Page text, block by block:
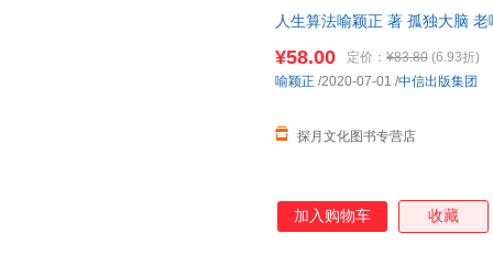
人生算法喻颖正 著 孤独大脑
¥58.00 定价： ¥83.80 (6.93折)
探月文化图书专营店
喻颖正 /2020-07-01 /中信出版集团
加入购物车 收藏